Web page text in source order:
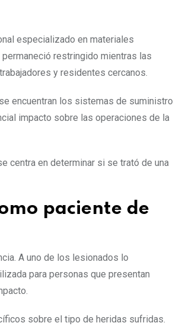
especializado en materiales
restringido mientras las
y residentes cercanos.
encuentran los sistemas de suministro
impacto sobre las operaciones de la
centra en determinar si se trató de una
paciente de
A uno de los lesionados lo
para personas que presentan
sobre el tipo de heridas sufridas.